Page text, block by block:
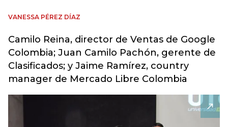
VANESSA PÉREZ DÍAZ
Camilo Reina, director de Ventas de Google
Colombia; Juan Camilo Pachón, gerente de
Clasificados; y Jaime Ramírez, country
manager de Mercado Libre Colombia